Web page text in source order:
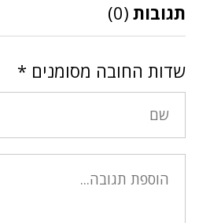
תגובות (0)
שדות החובה מסומנים *